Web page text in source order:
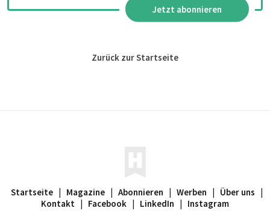
Jetzt abonnieren
Zurück zur Startseite
Startseite | Magazine | Abonnieren | Werben | Über uns |
Kontakt | Facebook | LinkedIn | Instagram